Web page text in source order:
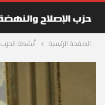
الصفحة الرئيسية أنشطة الحزب